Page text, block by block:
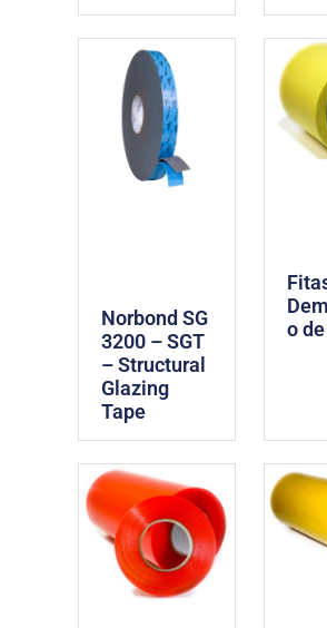
Norbond SG
3200 – SGT
– Structural
Glazing
Tape
o